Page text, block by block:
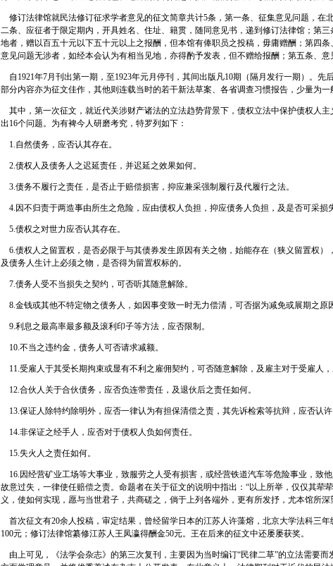
修订法律馆就民法修订征求学者意见的征文简章共计5条，第一条、征集意见问题，在
二条、应征者于限定期内，开具姓名、住址、籍贯，随同意见书，递到修订法律馆；第
地者，赠以百五十元以下五十元以上之报酬，但本馆有俸职员之投稿，毋庸赠酬；第四
意见问题无涉者，如经本会认为有相当见地，亦得酌予发表，但不赠给报酬；第五条、意
自1921年7月刊出第一期，至1923年元月停刊，其间出版凡10期（隔月发行一期）。先
部分内容亦为征文佳作，其他则连载当时的若干新法草案、各省调查习惯报告，少量为一
其中，第一次征文，就近代关涉财产诸法的立法趋势背景下，债权立法中保护债权人主
出16个问题。为有裨今人研磨考究，特罗列如下：
1.自然债务，应否认其存在。
2.债权人及债务人之迟延责任，并迟延之效果如何。
3.债务不履行之责任，是否止于赔偿损害，抑应兼采强制履行及代履行之法。
4.因不归责于两造事由所生之危险，应由债权人负担，抑应债务人负担，及是否可采损
5.债权之对世力应否认其存在。
6.债权人之留置权，是否必限于与其债券发生原因有关之物，始能存在（狭义留置权）
及债务人生计上必须之物，是否得为留置权标的。
7.债务人受不当损失之契约，可否听其随意解除。
8.金钱或其他不特定物之债务人，如因事变致一时无力偿清，可否据为减免或展期之原因
9.利息之最高率最多额及滚利印子等方法，应否限制。
10.不当之违约金，债务人可否请求减额。
11.受雇人于其受长期拘束或显有不利之雇佣契约，可否随意解除，及雇主对于受雇人，
12.合伙人关于合伙债务，应否负连带责任，及退伙后之责任如何。
13.保证人除特约除明外，应否一律认为有担保清偿之责，其先诉检索等抗辩，应否认许
14.非保证之经手人，应否对于债权人负如何责任。
15.失火人之责任如何。
16.因经营矿业工场等大事业，致服劳之人受有损害，或经营铁道汽车等危险事业，致
故意过失，一律使任赔偿之责。命题者在关于征文的说明中指出：“以上所举，仅仅其荦
义，使如何实现，愿与当世君子，共商磋之，倘于上列各端外，更有所发抒，尤本馆所深
首次征文有20余人投稿，审定结果，曾经留学日本的江苏人许藻熔，北京大学法科三
100元；修订法律馆纂修江苏人王凤瀛得酬金50元。王在后来的征文中还屡屡获奖。
由上可见，《法学会杂志》的第三次复刊，主要因为当时编订“民律二草”的立法需要而